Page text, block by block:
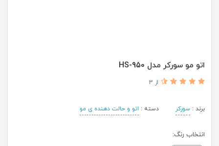
اتو مو سورکر مدل HS-950
از 3
برند : سورکر دسته : اتو و حالت دهنده ی مو
انتخاب رنگ: